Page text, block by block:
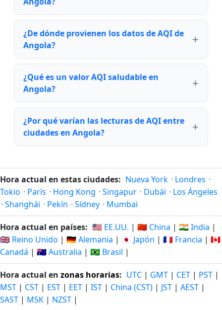
¿De dónde provienen los datos de AQI de
Angola?
¿Qué es un valor AQI saludable en
Angola?
¿Por qué varían las lecturas de AQI entre
ciudades en Angola?
Hora actual en estas ciudades: Nueva York · Londres ·
Tokio · París · Hong Kong · Singapur · Dubái · Los Ángeles
· Shanghái · Pekín · Sídney · Mumbai
Hora actual en países: 🇺🇸 EE.UU. | 🇨🇳 China | 🇮🇳 India |
🇬🇧 Reino Unido | 🇩🇪 Alemania | 🇯🇵 Japón | 🇫🇷 Francia | 🇨🇦
Canadá | 🇦🇺 Australia | 🇧🇷 Brasil |
Hora actual en zonas horarias: UTC | GMT | CET | PST |
MST | CST | EST | EET | IST | China (CST) | JST | AEST |
SAST | MSK | NZST |